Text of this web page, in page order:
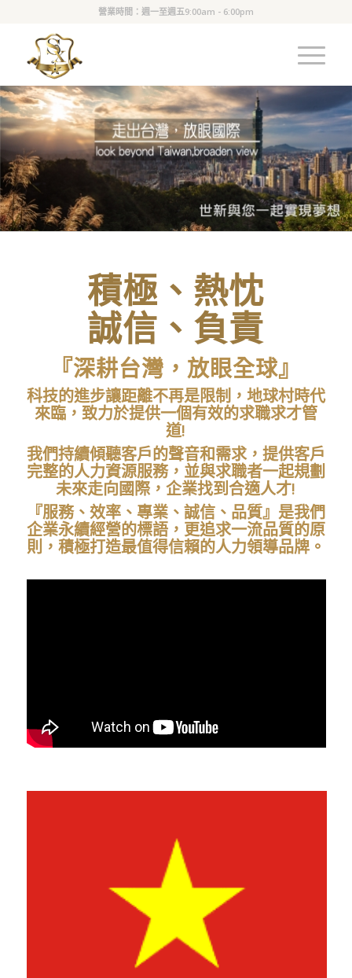
營業時間：週一至週五9:00am - 6:00pm
積極、熱忱
誠信、負責
『深耕台灣，放眼全球』
科技的進步讓距離不再是限制，地球村時代
來臨， 致力於提供一個有效的求職求才管
道!
我們持續傾聽客戶的聲音和需求，提供客戶
完整的人力資源服務， 並與求職者一起規劃
未來走向國際，企業找到合適人才!
『服務、效率、專業、誠信、品質』是我們
企業永續經營的標語， 更追求一流品質的原
則，積極打造最值得信賴的人力領導品牌。